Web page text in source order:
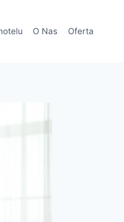
O Nas Oferta